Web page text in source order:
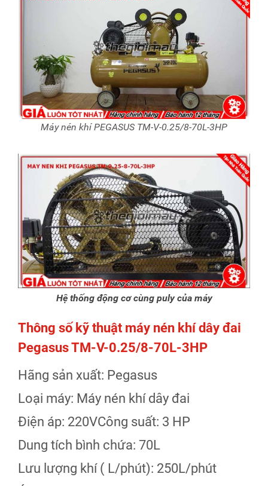
Máy nén khí PEGASUS TM-V-0.25/8-70L-3HP
Hệ thống động cơ cùng puly của máy
Thông số kỹ thuật máy nén khí dây đai
Pegasus TM-V-0.25/8-70L-3HP
Hãng sản xuất: Pegasus
Loại máy: Máy nén khí dây đai
Điện áp: 220VCông suất: 3 HP
Dung tích bình chứa: 70L
Lưu lượng khí ( L/phút): 250L/phút